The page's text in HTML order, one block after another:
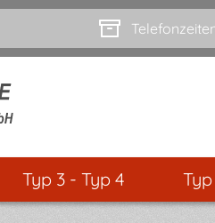
Typ 3 - Typ 4